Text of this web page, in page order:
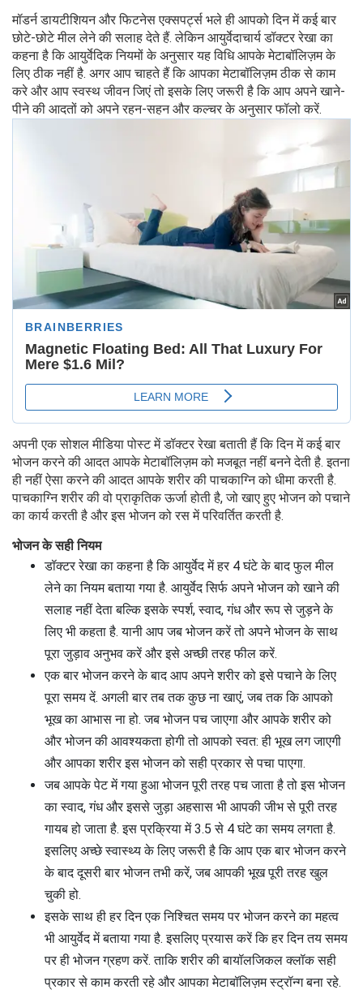
मॉडर्न डायटीशियन और फिटनेस एक्सपर्ट्स भले ही आपको दिन में कई बार
छोटे-छोटे मील लेने की सलाह देते हैं. लेकिन आयुर्वेदाचार्य डॉक्टर रेखा का
कहना है कि आयुर्वेदिक नियमों के अनुसार यह विधि आपके मेटाबॉलिज़म के
लिए ठीक नहीं है. अगर आप चाहते हैं कि आपका मेटाबॉलिज़म ठीक से काम
करे और आप स्वस्थ जीवन जिएं तो इसके लिए जरूरी है कि आप अपने खाने-
पीने की आदतों को अपने रहन-सहन और कल्चर के अनुसार फॉलो करें.
अपनी एक सोशल मीडिया पोस्ट में डॉक्टर रेखा बताती हैं कि दिन में कई बार
भोजन करने की आदत आपके मेटाबॉलिज़म को मजबूत नहीं बनने देती है. इतना
ही नहीं ऐसा करने की आदत आपके शरीर की पाचकाग्नि को धीमा करती है.
पाचकाग्नि शरीर की वो प्राकृतिक ऊर्जा होती है, जो खाए हुए भोजन को पचाने
का कार्य करती है और इस भोजन को रस में परिवर्तित करती है.
भोजन के सही नियम
डॉक्टर रेखा का कहना है कि आयुर्वेद में हर 4 घंटे के बाद फुल मील
लेने का नियम बताया गया है. आयुर्वेद सिर्फ अपने भोजन को खाने की
सलाह नहीं देता बल्कि इसके स्पर्श, स्वाद, गंध और रूप से जुड़ने के
लिए भी कहता है. यानी आप जब भोजन करें तो अपने भोजन के साथ
पूरा जुड़ाव अनुभव करें और इसे अच्छी तरह फील करें.
एक बार भोजन करने के बाद आप अपने शरीर को इसे पचाने के लिए
पूरा समय दें. अगली बार तब तक कुछ ना खाएं, जब तक कि आपको
भूख का आभास ना हो. जब भोजन पच जाएगा और आपके शरीर को
और भोजन की आवश्यकता होगी तो आपको स्वत: ही भूख लग जाएगी
और आपका शरीर इस भोजन को सही प्रकार से पचा पाएगा.
जब आपके पेट में गया हुआ भोजन पूरी तरह पच जाता है तो इस भोजन
का स्वाद, गंध और इससे जुड़ा अहसास भी आपकी जीभ से पूरी तरह
गायब हो जाता है. इस प्रक्रिया में 3.5 से 4 घंटे का समय लगता है.
इसलिए अच्छे स्वास्थ्य के लिए जरूरी है कि आप एक बार भोजन करने
के बाद दूसरी बार भोजन तभी करें, जब आपकी भूख पूरी तरह खुल
चुकी हो.
इसके साथ ही हर दिन एक निश्चित समय पर भोजन करने का महत्व
भी आयुर्वेद में बताया गया है. इसलिए प्रयास करें कि हर दिन तय समय
पर ही भोजन ग्रहण करें. ताकि शरीर की बायॉलजिकल क्लॉक सही
प्रकार से काम करती रहे और आपका मेटाबॉलिज़म स्ट्रॉन्ग बना रहे.